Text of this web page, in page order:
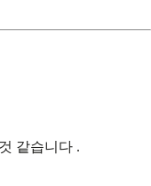
같습니다 .